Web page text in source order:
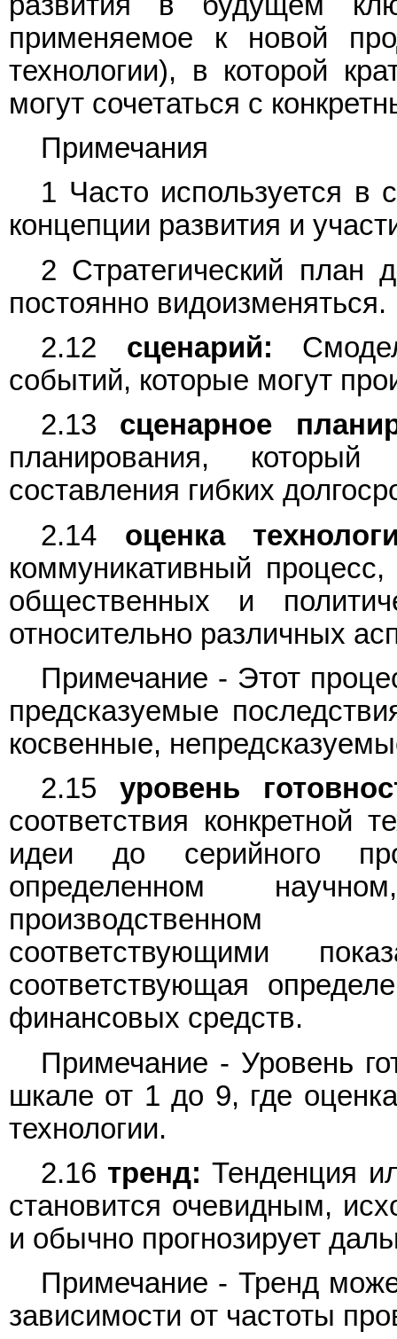
применяемое к новой
технологии), в которой
могут сочетаться с
Примечания
1 Часто используется в
концепции развития и
2 Стратегический план
постоянно видоизменяться.
2.12 сценарий:
событий, которые могут
2.13 сценарное
планирования,
составления гибких
2.14 оценка
коммуникативный
общественных и
относительно различных
Примечание - Этот
предсказуемые
косвенные,
2.15 уровень
соответствия конкретной
идеи до серийного
определенном
производственном
соответствующими
соответствующая
финансовых средств.
Примечание - Уровень
шкале от 1 до 9, где
технологии.
2.16 тренд: Тенденция
становится очевидным,
и обычно прогнозирует
Примечание - Тренд
зависимости от частоты